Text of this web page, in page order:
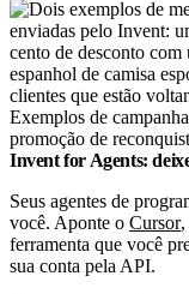
Exemplos de
promoção de
Invent for Agents:
Seus agentes de
você. Aponte o Cursor,
ferramenta que você
sua conta pela API.